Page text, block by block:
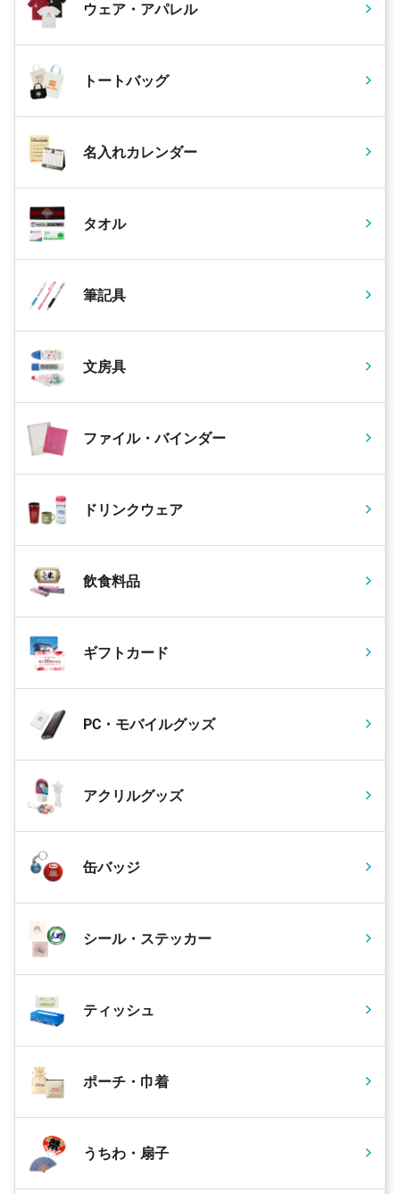
ウェア・アパレル
トートバッグ
名入れカレンダー
タオル
筆記具
文房具
ファイル・バインダー
ドリンクウェア
飲食料品
ギフトカード
PC・モバイルグッズ
アクリルグッズ
缶バッジ
シール・ステッカー
ティッシュ
ポーチ・巾着
うちわ・扇子